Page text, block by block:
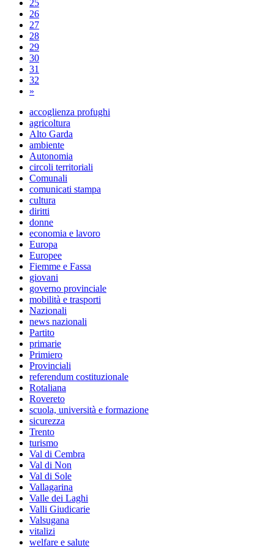
25
26
27
28
29
30
31
32
»
accoglienza profughi
agricoltura
Alto Garda
ambiente
Autonomia
circoli territoriali
Comunali
comunicati stampa
cultura
diritti
donne
economia e lavoro
Europa
Europee
Fiemme e Fassa
giovani
governo provinciale
mobilità e trasporti
Nazionali
news nazionali
Partito
primarie
Primiero
Provinciali
referendum costituzionale
Rotaliana
Rovereto
scuola, università e formazione
sicurezza
Trento
turismo
Val di Cembra
Val di Non
Val di Sole
Vallagarina
Valle dei Laghi
Valli Giudicarie
Valsugana
vitalizi
welfare e salute